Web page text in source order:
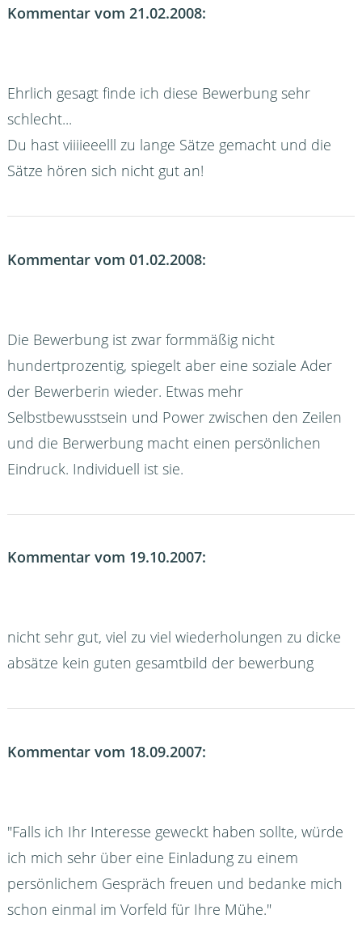
Kommentar vom 21.02.2008:
Ehrlich gesagt finde ich diese Bewerbung sehr
schlecht...
Du hast viiiieeelll zu lange Sätze gemacht und die
Sätze hören sich nicht gut an!
Kommentar vom 01.02.2008:
Die Bewerbung ist zwar formmäßig nicht
hundertprozentig, spiegelt aber eine soziale Ader
der Bewerberin wieder. Etwas mehr
Selbstbewusstsein und Power zwischen den Zeilen
und die Berwerbung macht einen persönlichen
Eindruck. Individuell ist sie.
Kommentar vom 19.10.2007:
nicht sehr gut, viel zu viel wiederholungen zu dicke
absätze kein guten gesamtbild der bewerbung
Kommentar vom 18.09.2007:
"Falls ich Ihr Interesse geweckt haben sollte, würde
ich mich sehr über eine Einladung zu einem
persönlichem Gespräch freuen und bedanke mich
schon einmal im Vorfeld für Ihre Mühe."